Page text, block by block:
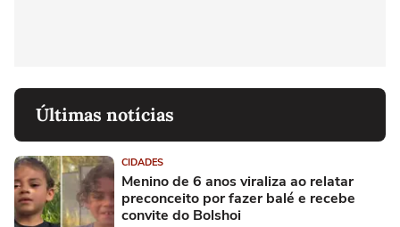
Últimas notícias
CIDADES
Menino de 6 anos viraliza ao relatar
preconceito por fazer balé e recebe
convite do Bolshoi